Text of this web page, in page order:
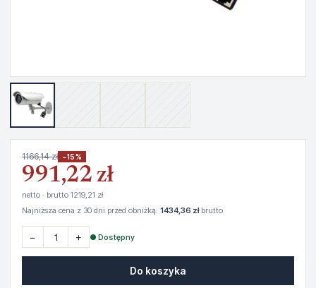
1166,14 zł −15%
991,22 zł
netto · brutto 1219,21 zł
Najniższa cena z 30 dni przed obniżką: 1434,36 złbrutto
− + ● Dostępny
Do koszyka